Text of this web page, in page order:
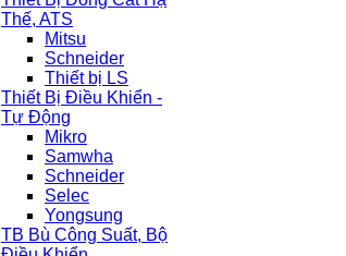
Thế, ATS
Mitsu
Schneider
Thiết bị LS
Thiết Bị Điều Khiển -
Tự Động
Mikro
Samwha
Schneider
Selec
Yongsung
TB Bù Công Suất, Bộ